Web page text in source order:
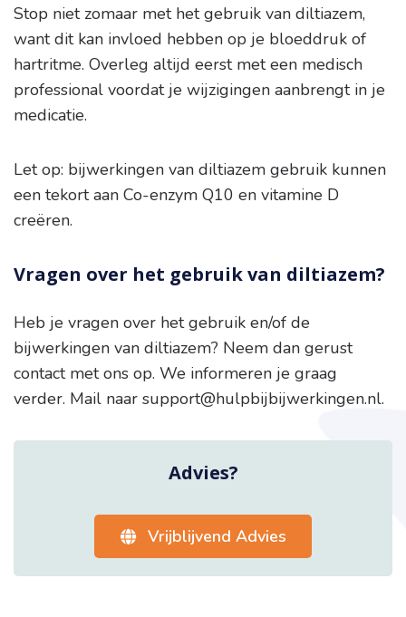
Stop niet zomaar met het gebruik van diltiazem,
want dit kan invloed hebben op je bloeddruk of
hartritme. Overleg altijd eerst met een medisch
professional voordat je wijzigingen aanbrengt in je
medicatie.
Let op: bijwerkingen van diltiazem gebruik kunnen
een tekort aan Co-enzym Q10 en vitamine D
creëren.
Vragen over het gebruik van diltiazem?
Heb je vragen over het gebruik en/of de
bijwerkingen van diltiazem? Neem dan gerust
contact met ons op. We informeren je graag
verder. Mail naar support@hulpbijbijwerkingen.nl.
Advies?
Vrijblijvend Advies